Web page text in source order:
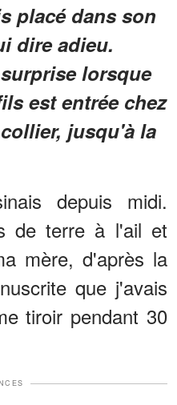
placé dans son
dire adieu.
lorsque
est entrée chez
jusqu'à la
depuis midi.
de terre à l'ail et
mère, d'après la
que j'avais
tiroir pendant 30